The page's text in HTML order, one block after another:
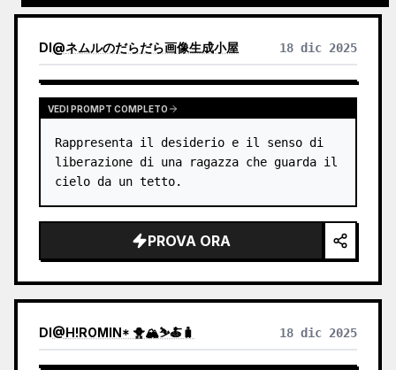
DI@ネムルのだらだら画像生成小屋 18 dic 2025
VEDI PROMPT COMPLETO
Rappresenta il desiderio e il senso di
liberazione di una ragazza che guarda il
cielo da un tetto.
PROVA ORA
DI@H!ROMIN* 🐥🏔️⛷️🍝🧳 18 dic 2025